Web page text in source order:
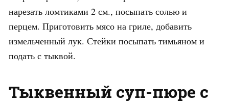
нарезать ломтиками 2 см., посыпать солью и
перцем. Приготовить мясо на гриле, добавить
измельченный лук. Стейки посыпать тимьяном и
подать с тыквой.
Тыквенный суп-пюре с